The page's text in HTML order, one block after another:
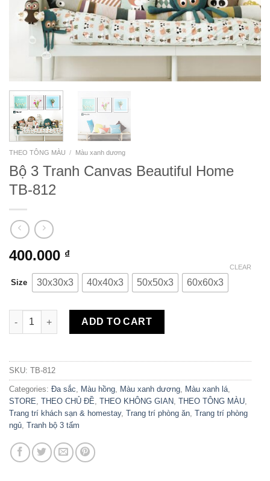
THEO TÔNG MÀU / Màu xanh dương
Bộ 3 Tranh Canvas Beautiful Home
TB-812
400.000 ₫
Size 30x30x3 40x40x3 50x50x3 60x60x3
CLEAR
Bộ 3 Tranh Canvas Beautiful Home TB-812 quantity
ADD TO CART
SKU: TB-812
Categories: Đa sắc, Màu hồng, Màu xanh dương, Màu xanh lá,
STORE, THEO CHỦ ĐỀ, THEO KHÔNG GIAN, THEO TÔNG MÀU,
Trang trí khách sạn & homestay, Trang trí phòng ăn, Trang trí phòng
ngủ, Tranh bộ 3 tấm